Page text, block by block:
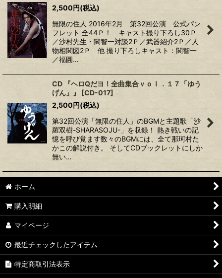
並び順:
絞り込む
2,500円(税込)
無限の住人 2016年2月 第32回公演 公式パン
フレット 全44Ｐ！ キャスト撮り下ろし30Ｐ
／沙村先生・関智一対談2Ｐ／武器紹介2Ｐ／人
物相関図2Ｐ 他 撮り下ろしキャスト：関智一
／福圓…
CD 『ヘロQだヨ！全曲集合ｖｏｌ．１７「ゆう
げん」』
[CD-017]
2,500円(税込)
第32回公演「無限の住人」のBGMと主題歌「沙
羅双樹-SHARASOJU-」を収録！ 熱き戦いの記
憶を呼び覚ます数々のBGMには、全て那珂村た
かこの解説付き。 そしてCDブックレットにしか
無い…
ホーム
購入明細
マイページ
最近チェックしたアイテム
特定商取引法表示